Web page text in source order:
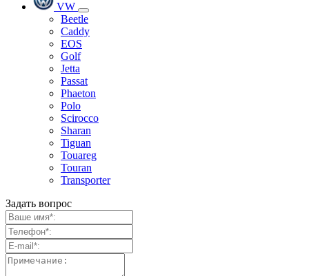
VW
Beetle
Caddy
EOS
Golf
Jetta
Passat
Phaeton
Polo
Scirocco
Sharan
Tiguan
Touareg
Touran
Transporter
Задать вопрос